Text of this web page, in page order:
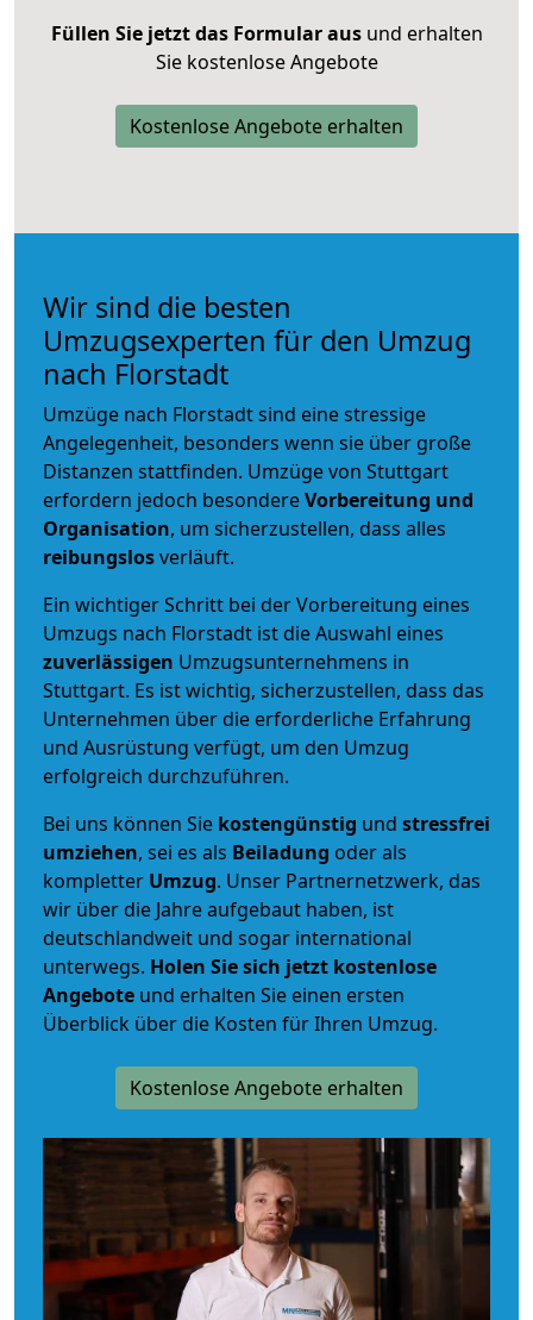
Füllen Sie jetzt das Formular ausund erhalten
Sie kostenlose Angebote
Kostenlose Angebote erhalten
Wir sind die besten
Umzugsexperten für den Umzug
nach Florstadt
Umzüge nach Florstadt sind eine stressige
Angelegenheit, besonders wenn sie über große
Distanzen stattfinden. Umzüge von Stuttgart
erfordern jedoch besondereVorbereitung und
Organisation, um sicherzustellen, dass alles
reibungslosverläuft.
Ein wichtiger Schritt bei der Vorbereitung eines
Umzugs nach Florstadt ist die Auswahl eines
zuverlässigen Umzugsunternehmens in
Stuttgart. Es ist wichtig, sicherzustellen, dass das
Unternehmen über die erforderliche Erfahrung
und Ausrüstung verfügt, um den Umzug
erfolgreich durchzuführen.
Bei uns können Sie kostengünstig und stressfrei
umziehen, sei es als Beiladung oder als
kompletter Umzug. Unser Partnernetzwerk, das
wir über die Jahre aufgebaut haben, ist
deutschlandweit und sogar international
unterwegs. Holen Sie sich jetzt kostenlose
Angebote und erhalten Sie einen ersten
Überblick über die Kosten für Ihren Umzug.
Kostenlose Angebote erhalten